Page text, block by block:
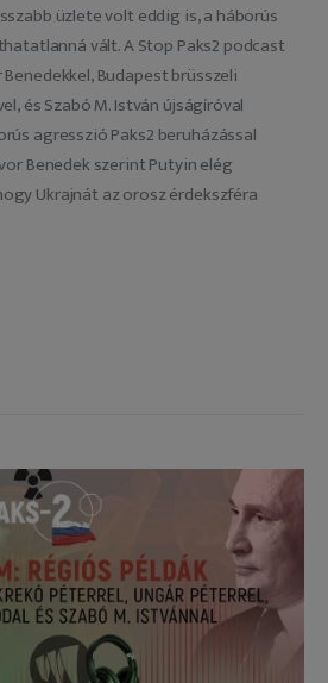
üzlete volt eddig is, a háborús
vált. A Stop Paks2 podcast
Budapest brüsszeli
és Szabó M. István újságíróval
agresszió Paks2 beruházással
Benedek szerint Putyin elég
Ukrajnát az orosz érdekszféra